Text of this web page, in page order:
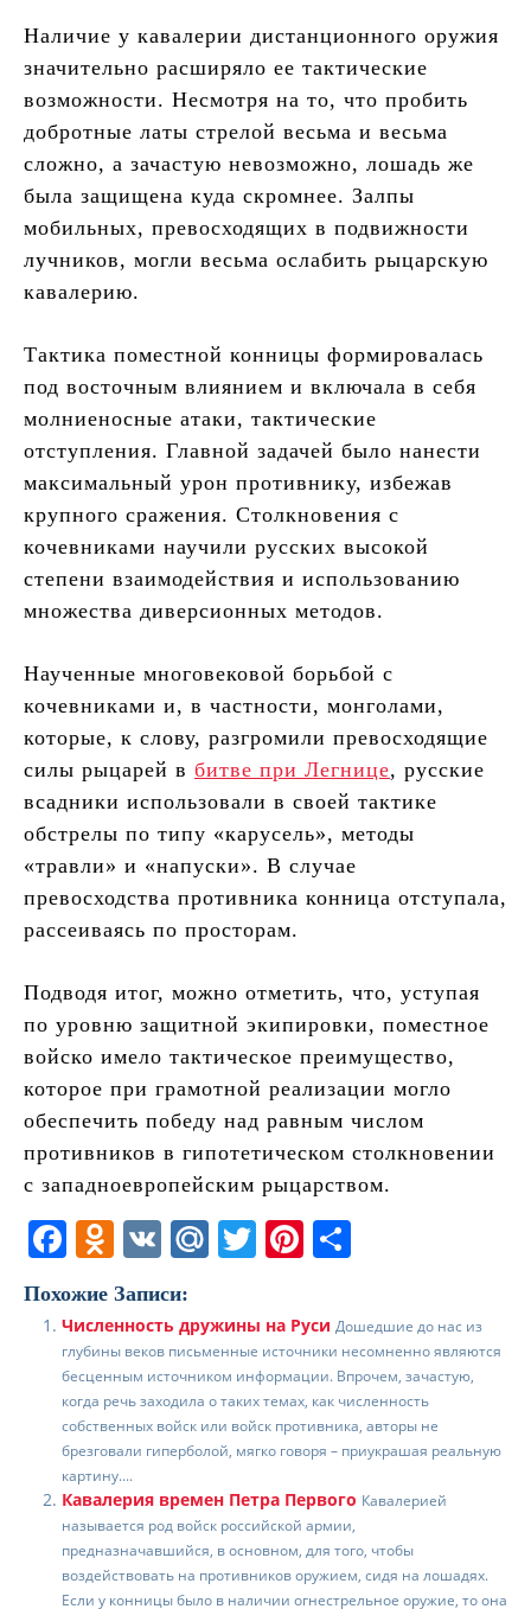
Наличие у кавалерии дистанционного оружия
значительно расширяло ее тактические
возможности. Несмотря на то, что пробить
добротные латы стрелой весьма и весьма
сложно, а зачастую невозможно, лошадь же
была защищена куда скромнее. Залпы
мобильных, превосходящих в подвижности
лучников, могли весьма ослабить рыцарскую
кавалерию.
Тактика поместной конницы формировалась
под восточным влиянием и включала в себя
молниеносные атаки, тактические
отступления. Главной задачей было нанести
максимальный урон противнику, избежав
крупного сражения. Столкновения с
кочевниками научили русских высокой
степени взаимодействия и использованию
множества диверсионных методов.
Наученные многовековой борьбой с
кочевниками и, в частности, монголами,
которые, к слову, разгромили превосходящие
силы рыцарей в битве при Легнице, русские
всадники использовали в своей тактике
обстрелы по типу «карусель», методы
«травли» и «напуски». В случае
превосходства противника конница отступала,
рассеиваясь по просторам.
Подводя итог, можно отметить, что, уступая
по уровню защитной экипировки, поместное
войско имело тактическое преимущество,
которое при грамотной реализации могло
обеспечить победу над равным числом
противников в гипотетическом столкновении
с западноевропейским рыцарством.
F
c
e
b
o
o
k
O
d
n
o
kl
a
ss
ni
ki
V M
l.
R
u
T
itt
er
Pi
er
e
st
п
р
а
в
и
т
ь
Похожие Записи:
Численность дружины на Руси Дошедшие до нас из
глубины веков письменные источники несомненно являются
бесценным источником информации. Впрочем, зачастую,
когда речь заходила о таких темах, как численность
собственных войск или войск противника, авторы не
брезговали гиперболой, мягко говоря – приукрашая реальную
картину....
Кавалерия времен Петра Первого Кавалерией
называется род войск российской армии,
предназначавшийся, в основном, для того, чтобы
воздействовать на противников оружием, сидя на лошадях.
Если у конницы было в наличии огнестрельное оружие, то она